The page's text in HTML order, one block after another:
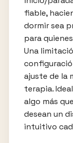
fiable,
dormir sea
para
Una
ajuste de la
terapia.
algo más
desean un
intuitivo